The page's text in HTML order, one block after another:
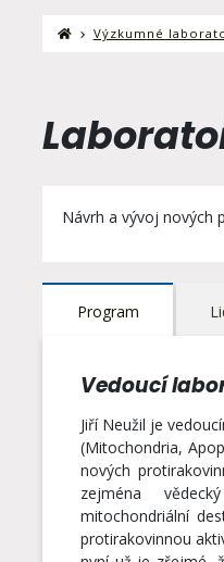
Výzkumné
Návrh a vývoj nových
Program
Vedoucí
Jiří Neužil je
(Mitochondria,
nových
zejména
mitochondriální
protirakovinnou